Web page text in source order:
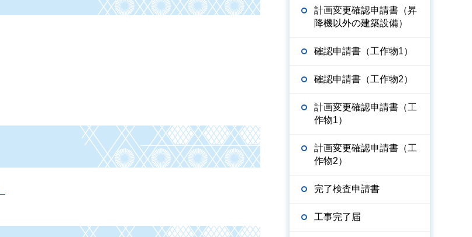
計画変更確認申請書（昇
降機以外の建築設備）
確認申請書（工作物1）
確認申請書（工作物2）
計画変更確認申請書（工
作物1）
計画変更確認申請書（工
作物2）
完了検査申請書
工事完了届